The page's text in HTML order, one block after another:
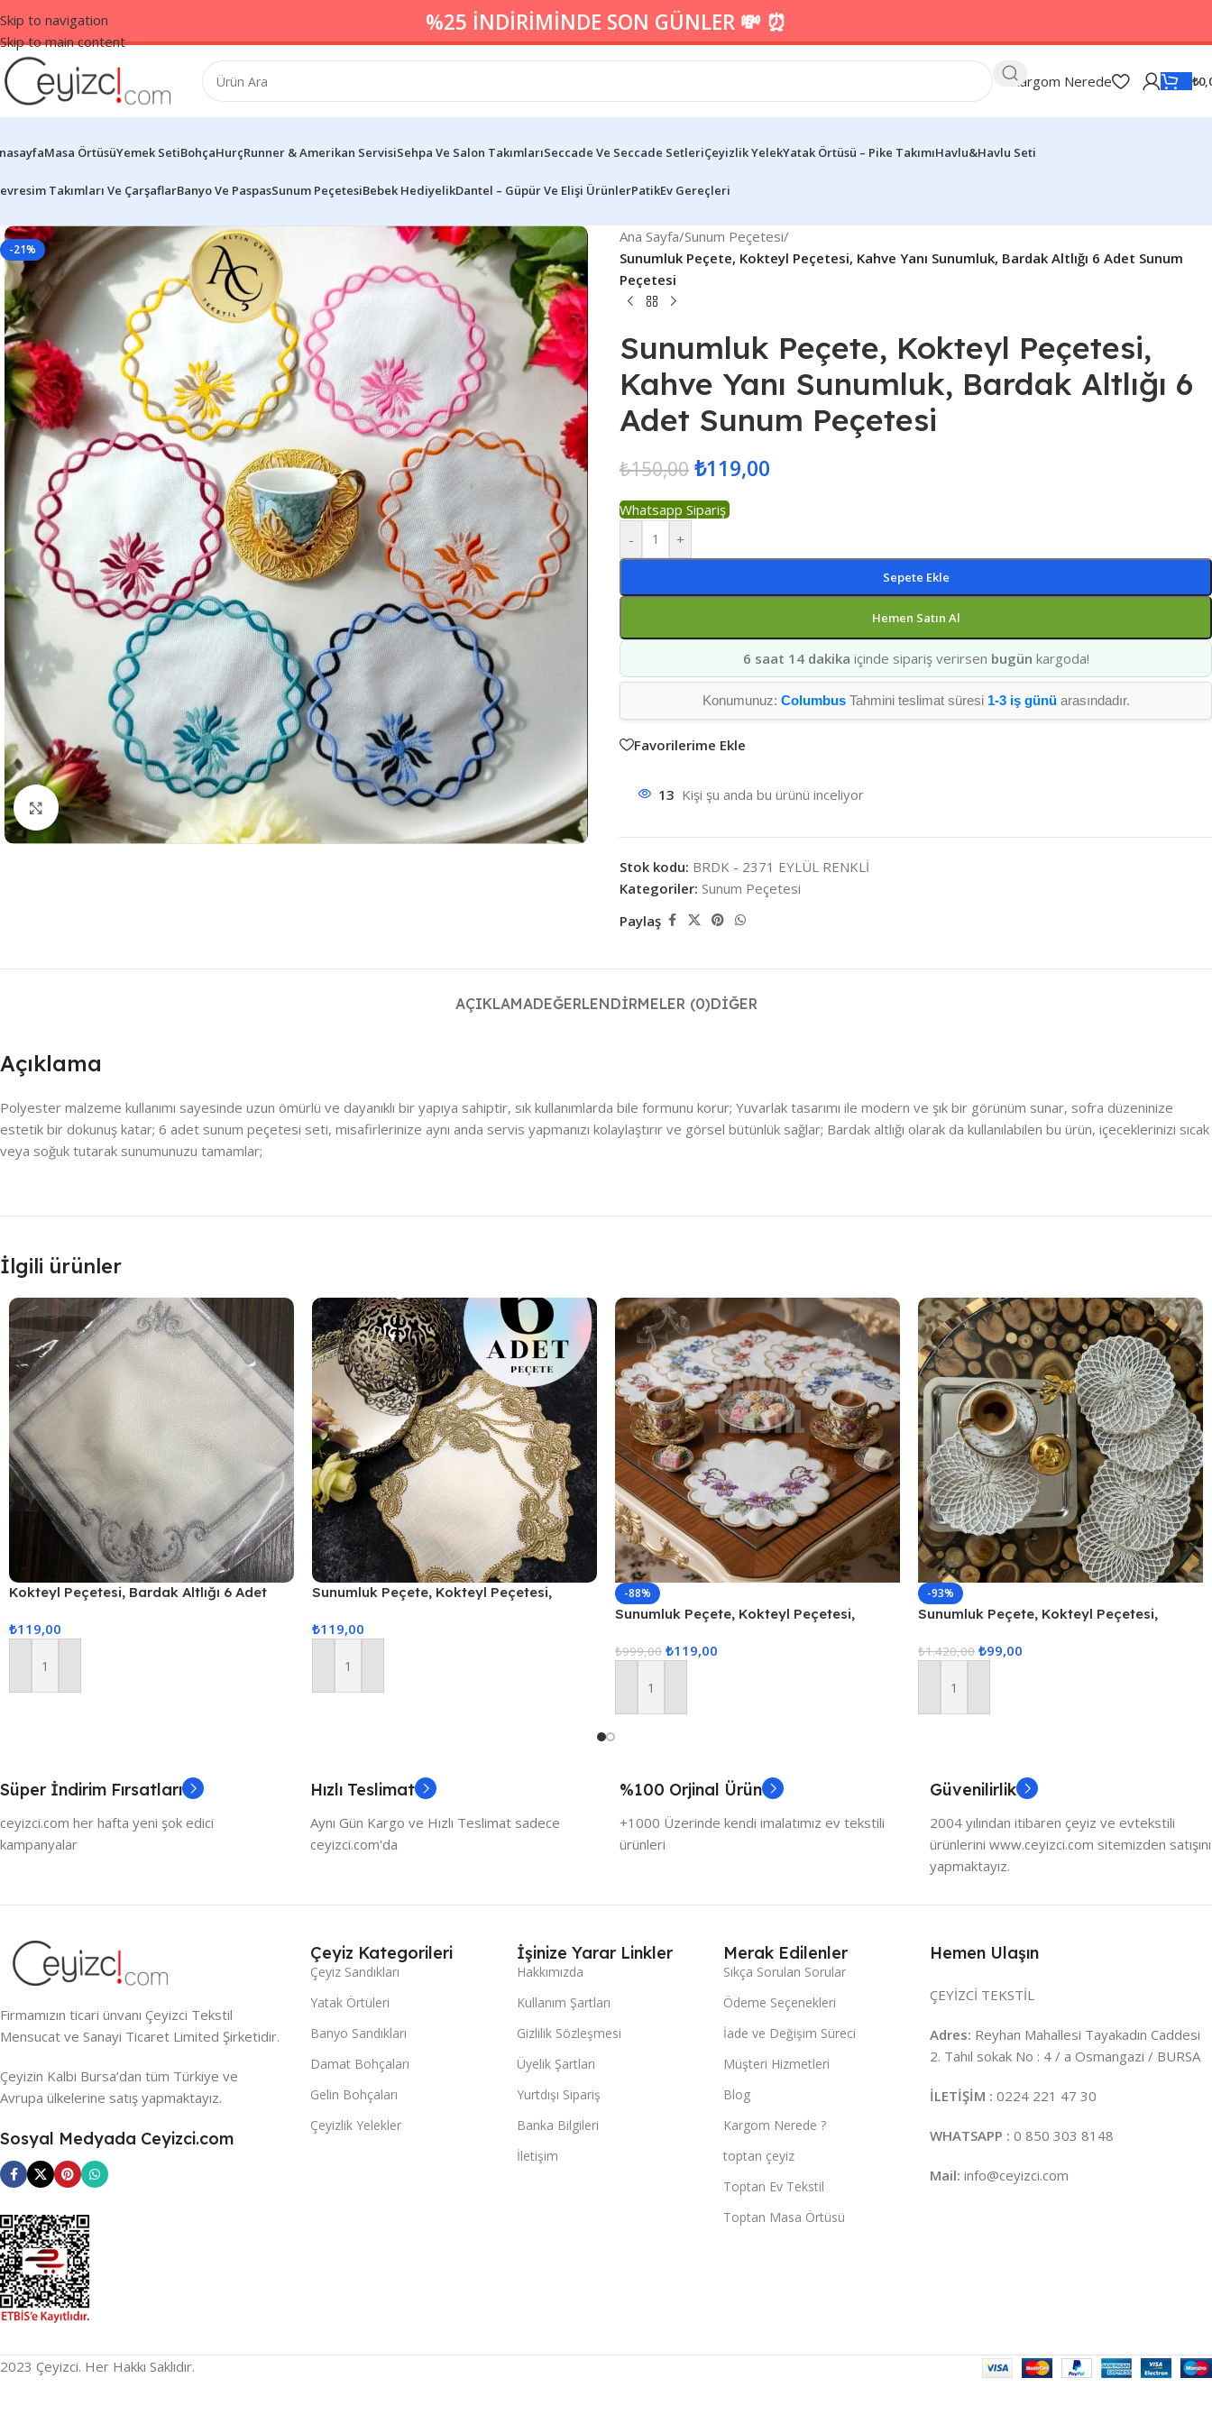
Skip to navigation
Skip to main content
%25 İNDİRİMİNDE SON GÜNLER 💸 ⏰
Kargom Nerede ₺
Masa ÖrtüsüYemek SetiBohçaHurçRunner & Amerikan ServisiSehpa Ve Salon TakımlarıSeccade Ve Seccade SetleriÇeyizlik YelekYatak Örtüsü – Pike TakımıHavlu&Havlu Seti
Takımları Ve ÇarşaflarBanyo Ve PaspasSunum PeçetesiBebek HediyelikDantel – Güpür Ve Elişi ÜrünlerPatikEv Gereçleri
-21%
Resmi Büyüt
Ana Sayfa/Sunum Peçetesi/
Sunumluk Peçete, Kokteyl Peçetesi, Kahve Yanı Sunumluk, Bardak Altlığı 6 Adet Sunum
Peçetesi
Sunumluk Peçete, Kokteyl Peçetesi,
Kahve Yanı Sunumluk, Bardak Altlığı 6
Adet Sunum Peçetesi
₺150,00 ₺119,00
Whatsapp Sipariş
-
+
Sepete Ekle
Hemen Satın Al
6 saat 14 dakika içinde sipariş verirsen bugün kargoda!
Konumunuz: ColumbusTahmini teslimat süresi 1-3 iş günüarasındadır.
Favorilerime Ekle
13 Kişi şu anda bu ürünü inceliyor
Stok kodu: BRDK - 2371 EYLÜL RENKLİ
Kategoriler: Sunum Peçetesi
Paylaş
AÇIKLAMADEĞERLENDIRMELER (0)DIĞER
Açıklama
Polyester malzeme kullanımı sayesinde uzun ömürlü ve dayanıklı bir yapıya sahiptir, sık kullanımlarda bile formunu korur; Yuvarlak tasarımı ile modern ve şık bir görünüm sunar, sofra düzeninize
estetik bir dokunuş katar; 6 adet sunum peçetesi seti, misafirlerinize aynı anda servis yapmanızı kolaylaştırır ve görsel bütünlük sağlar; Bardak altlığı olarak da kullanılabilen bu ürün, içeceklerinizi sıcak
veya soğuk tutarak sunumunuzu tamamlar;
İlgili ürünler
Kokteyl Peçetesi, Bardak Altlığı 6 Adet
₺119,00
Sepete Ekle
Sunumluk Peçete, Kokteyl Peçetesi,
Adet Sunum Peçetesi
₺119,00
Sepete Ekle
-88%
Sunumluk Peçete, Kokteyl Peçetesi,
Adet Sunum Peçetesi
₺999,00 ₺119,00
Sepete Ekle
-93%
Sunumluk Peçete, Kokteyl Peçetesi,
Adet Sunum Peçetesi
₺1.420,00 ₺99,00
Sepete Ekle
Süper İndirim Fırsatları
ceyizci.com her hafta yeni şok edici
kampanyalar
Hızlı Teslimat
Aynı Gün Kargo ve Hızlı Teslimat sadece
ceyizci.com'da
%100 Orjinal Ürün
+1000 Üzerinde kendi imalatımız ev tekstili
ürünleri
Güvenilirlik
2004 yılından itibaren çeyiz ve evtekstili
ürünlerini www.ceyizci.com sitemizden satışını
yapmaktayız.
Firmamızın ticari ünvanı Çeyizci Tekstil
Mensucat ve Sanayi Ticaret Limited Şirketidir.
Çeyizin Kalbi Bursa’dan tüm Türkiye ve
Avrupa ülkelerine satış yapmaktayız.
Sosyal Medyada Ceyizci.com
Çeyiz Kategorileri
Çeyiz Sandıkları
Yatak Örtüleri
Banyo Sandıkları
Damat Bohçaları
Gelin Bohçaları
Çeyizlik Yelekler
İşinize Yarar Linkler
Hakkımızda
Kullanım Şartları
Gizlilik Sözleşmesi
Üyelik Şartları
Yurtdışı Sipariş
Banka Bilgileri
İletişim
Merak Edilenler
Sıkça Sorulan Sorular
Ödeme Seçenekleri
İade ve Değişim Süreci
Müşteri Hizmetleri
Blog
Kargom Nerede ?
toptan çeyiz
Toptan Ev Tekstil
Toptan Masa Örtüsü
Hemen Ulaşın
ÇEYİZCİ TEKSTİL
Adres: Reyhan Mahallesi Tayakadın Caddesi
2. Tahıl sokak No : 4 / a Osmangazi / BURSA
İLETİŞİM : 0224 221 47 30
WHATSAPP : 0 850 303 8148
Mail: info@ceyizci.com
2023 Çeyizci. Her Hakkı Saklıdır.